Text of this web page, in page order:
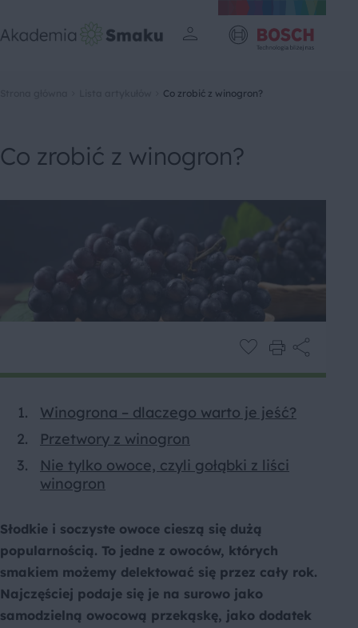
Co zrobić z winogron?
Co zrobić z winogron?
Winogrona – dlaczego warto je jeść?
Przetwory z winogron
Nie tylko owoce, czyli gołąbki z liści
winogron
Słodkie i soczyste owoce cieszą się dużą
popularnością. To jedne z owoców, których
smakiem możemy delektować się przez cały rok.
Najczęściej podaje się je na surowo jako
samodzielną owocową przekąskę, jako dodatek